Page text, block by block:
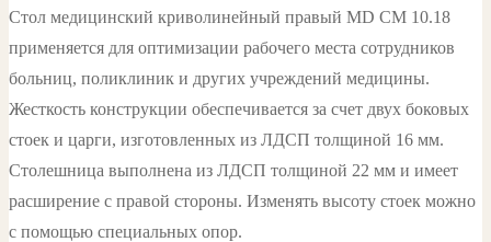
белый
Стол медицинский криволинейный правый MD СМ 10.18
применяется для оптимизации рабочего места сотрудников
больниц, поликлиник и других учреждений медицины.
Жесткость конструкции обеспечивается за счет двух боковых
стоек и царги, изготовленных из ЛДСП толщиной 16 мм.
Столешница выполнена из ЛДСП толщиной 22 мм и имеет
расширение с правой стороны. Изменять высоту стоек можно
с помощью специальных опор.